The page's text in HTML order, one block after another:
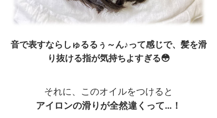
音で表すならしゅるるぅ～ん♪って感じで、髪を滑
り抜ける指が気持ちよすぎる😳
それに、このオイルをつけると
アイロンの滑りが全然違くって…！